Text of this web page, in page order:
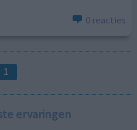
0 reacties
1
ervaringen